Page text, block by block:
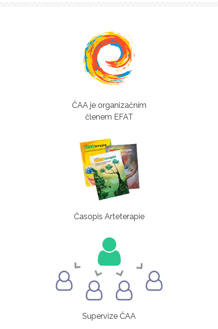
ČAA je organizačním
členem EFAT
Časopis Arteterapie
Supervize ČAA